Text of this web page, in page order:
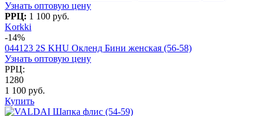
Узнать оптовую цену
РРЦ: 1 100 руб.
Korkki
-14%
044123 2S KHU Окленд Бини женская (56-58)
Узнать оптовую цену
РРЦ:
1280
1 100 руб.
Купить